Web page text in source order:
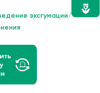
эксгумации/